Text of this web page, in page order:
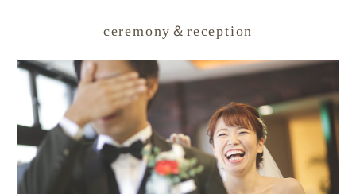
ceremony＆reception